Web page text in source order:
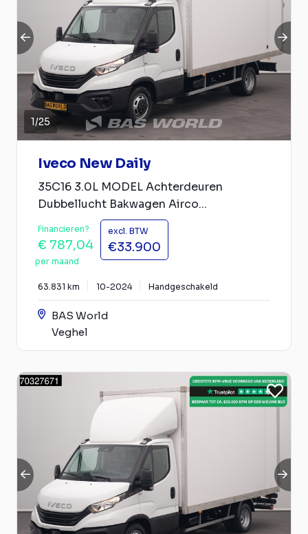
1/25
Iveco New Daily
35C16 3.0L MODEL Achterdeuren
Dubbellucht Bakwagen Airco...
Financieren?
€ 787,04
per maand
excl. BTW
€33.900
63.831 km 10-2024 Handgeschakeld
BAS World
Veghel